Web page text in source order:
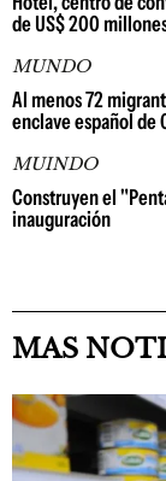
de US$ 200
MUNDO
Al menos 72
enclave español de
MUINDO
Construyen el
inauguración
MAS